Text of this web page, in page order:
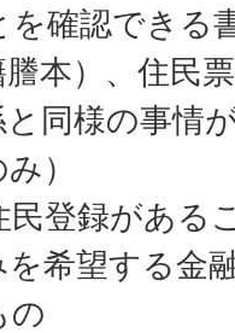
を確認できる
本）、住民
同様の事情
）
登録がある
希望する金
の